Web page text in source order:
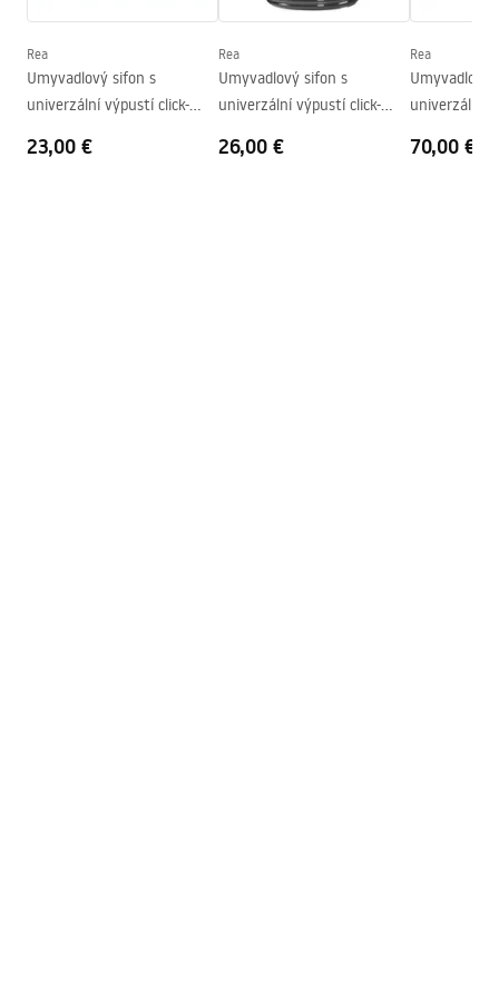
100mm
Tvar
Otvor pre batériu
Nie
Rea
Umyvadlový sifon s
univerzální výpustí click-
23,00 €
Rea
Umyvadlový sifon s
univerzální výpustí click-
26,00 €
Rea
Umyvadlový
univerzální
70,00 €